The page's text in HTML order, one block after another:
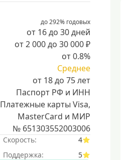
до 292% годовых
от 16 до 30 дней
от 2 000 до 30 000 ₽
от 0.8%
Среднее
от 18 до 75 лет
Паспорт РФ и ИНН
Платежные карты Visa,
MasterCard и МИР
№ 651303552003006
Скорость:
4
Поддержка: 5